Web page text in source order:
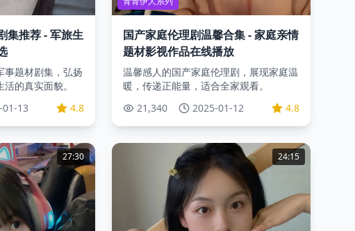
集推荐 - 军旅生
事题材剧集，弘扬
的真实面貌。
13 4.8
国产家庭伦理剧温馨合集 - 家庭亲情
题材影视作品在线播放
温馨感人的国产家庭伦理剧，展现家庭温
暖，传递正能量，适合全家观看。
21,340
2025-01-12 4.8
27:30 24:15